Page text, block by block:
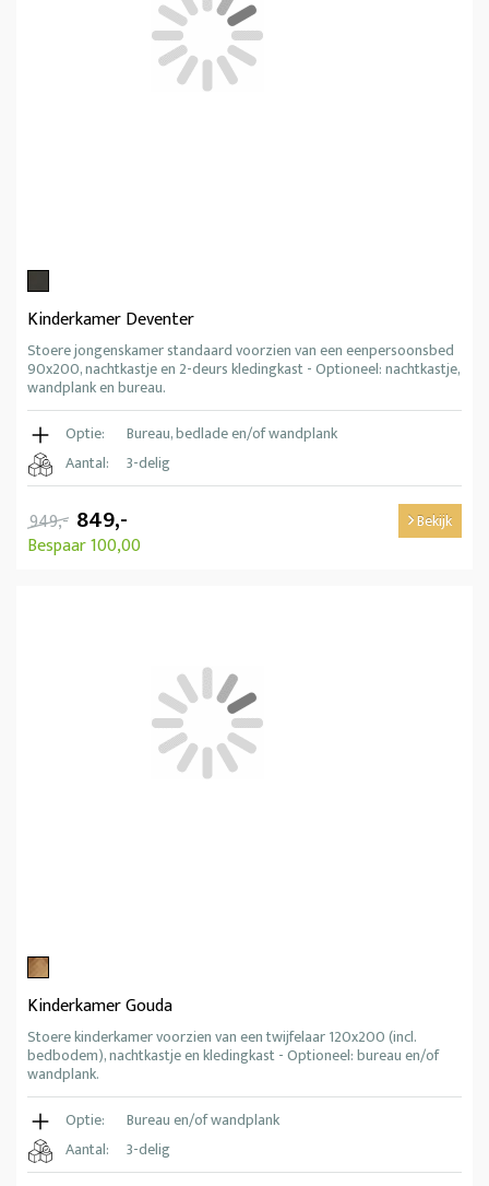
Kinderkamer Deventer
Stoere jongenskamer standaard voorzien van een eenpersoonsbed
90x200, nachtkastje en 2-deurs kledingkast - Optioneel: nachtkastje,
wandplank en bureau.
Optie:
Bureau, bedlade en/of wandplank
Aantal:
3-delig
949,- 849,-
Bespaar 100,00
Bekijk
Kinderkamer Gouda
Stoere kinderkamer voorzien van een twijfelaar 120x200 (incl.
bedbodem), nachtkastje en kledingkast - Optioneel: bureau en/of
wandplank.
Optie:
Bureau en/of wandplank
Aantal:
3-delig